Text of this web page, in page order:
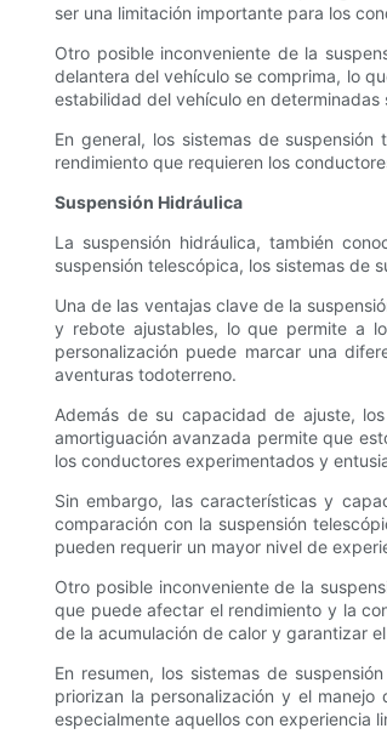
ser una limitación importante para los
Otro posible inconveniente de la
delantera del vehículo se comprima, lo
estabilidad del vehículo en determinadas
En general, los sistemas de
rendimiento que requieren los
Suspensión Hidráulica
La suspensión hidráulica, también
suspensión telescópica, los sistemas de
Una de las ventajas clave de la
y rebote ajustables, lo que permite a
personalización puede marcar una
aventuras todoterreno.
Además de su capacidad de ajuste,
amortiguación avanzada permite que
los conductores experimentados y
Sin embargo, las características y
comparación con la suspensión
pueden requerir un mayor nivel de
Otro posible inconveniente de la
que puede afectar el rendimiento y la
de la acumulación de calor y garantizar
En resumen, los sistemas de
priorizan la personalización y el
especialmente aquellos con experiencia